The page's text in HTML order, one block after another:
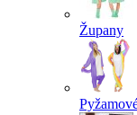
Župany